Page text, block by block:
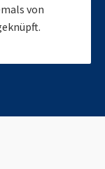
von